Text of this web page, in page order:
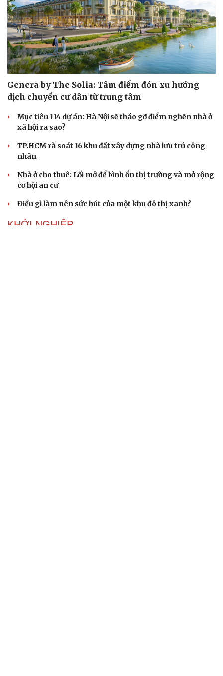
Genera by The Solia: Tâm điểm đón xu hướng
dịch chuyển cư dân từ trung tâm
Mục tiêu 114 dự án: Hà Nội sẽ tháo gỡ điểm nghẽn nhà ở
xã hội ra sao?
TP.HCM rà soát 16 khu đất xây dựng nhà lưu trú công
nhân
Nhà ở cho thuê: Lối mở để bình ổn thị trường và mở rộng
cơ hội an cư
Điều gì làm nên sức hút của một khu đô thị xanh?
KHỞI NGHIỆP